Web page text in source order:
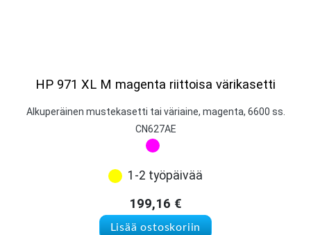
HP 971 XL M magenta riittoisa värikasetti
Alkuperäinen mustekasetti tai väriaine, magenta, 6600 ss.
CN627AE
1-2 työpäivää
199,16 €
Lisää ostoskoriin